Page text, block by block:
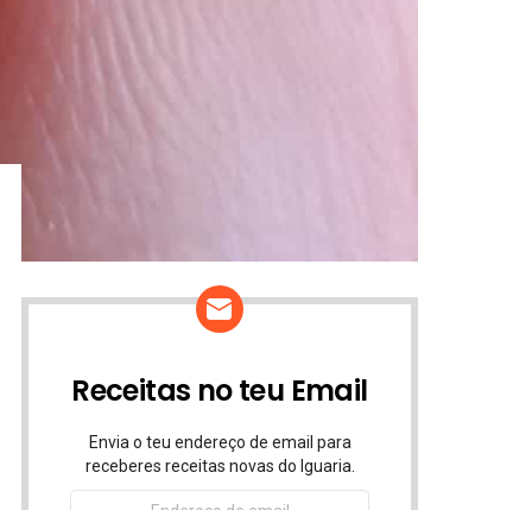
Receitas no teu Email
Envia o teu endereço de email para
receberes receitas novas do Iguaria.
Endereço